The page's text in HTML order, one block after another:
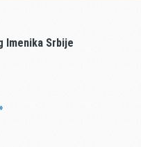
Imenika Srbije